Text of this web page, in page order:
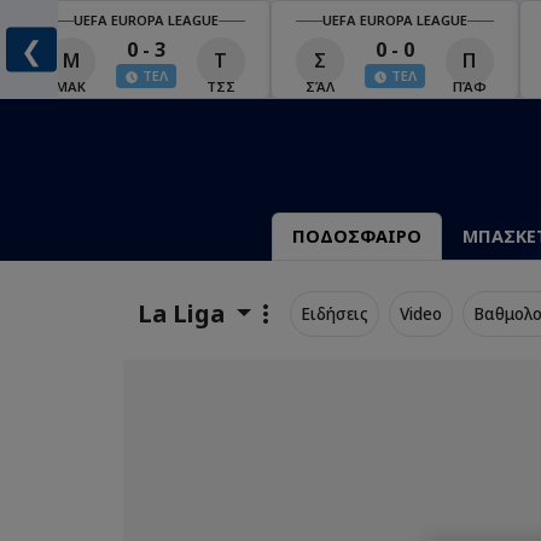
❮
UEFA EUROPA LEAGUE
Μ
ΜΑΚ
0 - 3
ΤΕΛ
Τ
ΤΣΣ
UEFA EUROPA LEAGUE
Σ
ΣΆΛ
0 - 0
ΤΕΛ
Π
ΠΆΦ
ΠΟΔΟΣΦΑΙΡΟ
La Liga Ειδήσεις Video